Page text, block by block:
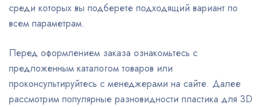
среди которых вы подберете подходящий вариант по
всем параметрам.
Перед оформлением заказа ознакомьтесь с
предложенным каталогом товаров или
проконсультируйтесь с менеджерами на сайте. Далее
рассмотрим популярные разновидности пластика для 3D